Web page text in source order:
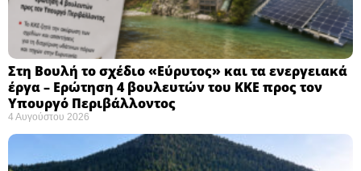
Στη Βουλή το σχέδιο «Εύρυτος» και τα ενεργειακά
έργα – Ερώτηση 4 βουλευτών του ΚΚΕ προς τον
Υπουργό Περιβάλλοντος
4 Αυγούστου 2026